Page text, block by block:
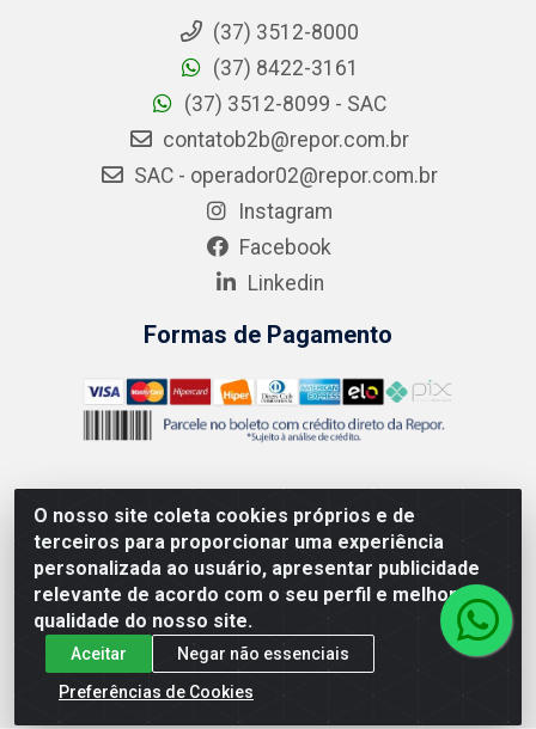
O nosso site coleta cookies próprios e de
terceiros para proporcionar uma experiência
personalizada ao usuário, apresentar publicidade
relevante de acordo com o seu perfil e melhorar a
qualidade do nosso site.
Aceitar
Negar não essenciais
Preferências de Cookies
(37) 3512-8000
(37) 8422-3161
(37) 3512-8099 - SAC
contatob2b@repor.com.br
SAC - operador02@repor.com.br
Instagram
Facebook
Linkedin
Formas de Pagamento
AMEV IMPORTADORA E DISTRIBUIDORA LTDA - Rodovia MG-
050 km 136 S/N - Cacôco de Cima, Divinópolis/MG - CEP
35.500-970 – CNPJ 41.747.346/0001-35